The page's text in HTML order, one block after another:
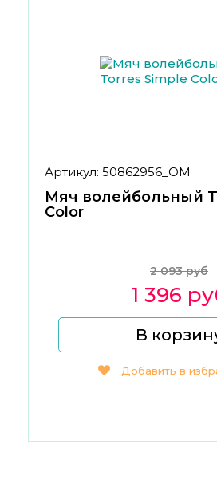
Артикул: 50862956_ОМ
Мяч волейбольный
Color
2 093 руб
1 396
В
Добавить в